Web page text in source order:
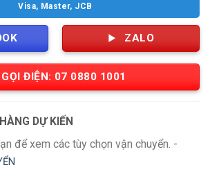
Visa, Master, JCB
ZALO
GỌI ĐIỆN: 07 0880 1001
DỰ KIẾN
để xem các tùy chọn vận chuyển. -